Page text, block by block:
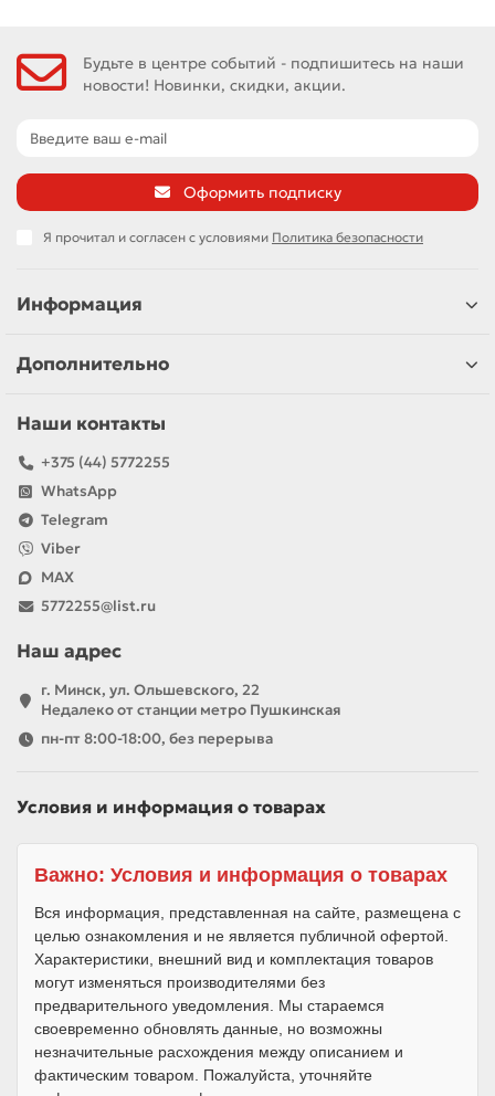
Будьте в центре событий - подпишитесь на наши
новости! Новинки, скидки, акции.
Оформить подписку
Я прочитал и согласен с условиями Политика безопасности
Информация
Дополнительно
Наши контакты
+375 (44) 5772255
WhatsApp
Telegram
Viber
MAX
5772255@list.ru
Наш адрес
г. Минск, ул. Ольшевского, 22
Недалеко от станции метро Пушкинская
пн-пт 8:00-18:00, без перерыва
Условия и информация о товарах
Важно: Условия и информация о товарах
Вся информация, представленная на сайте, размещена с
целью ознакомления и не является публичной офертой.
Характеристики, внешний вид и комплектация товаров
могут изменяться производителями без
предварительного уведомления. Мы стараемся
своевременно обновлять данные, но возможны
незначительные расхождения между описанием и
фактическим товаром. Пожалуйста, уточняйте